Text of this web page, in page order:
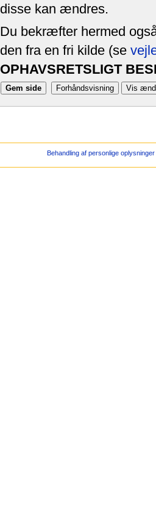
disse kan ændres.
Du bekræfter hermed
den fra en fri kilde (se
OPHAVSRETSLIGT
Behandling af personlige oplysninger